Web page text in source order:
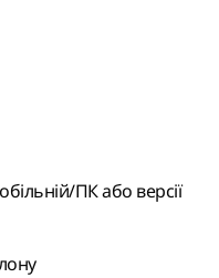
ПК або версії